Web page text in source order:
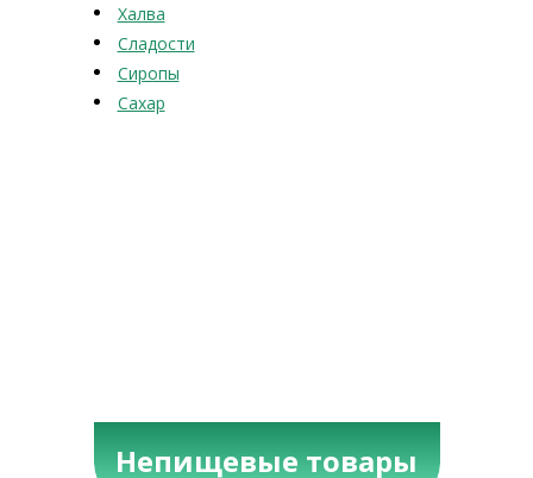
Халва
Сладости
Сиропы
Сахар
Непищевые товары